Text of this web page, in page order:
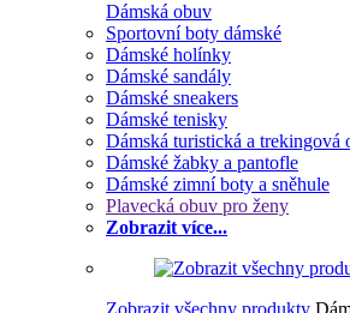
Dámská obuv
Sportovní boty dámské
Dámské holínky
Dámské sandály
Dámské sneakers
Dámské tenisky
Dámská turistická a trekingová
Dámské žabky a pantofle
Dámské zimní boty a sněhule
Plavecká obuv pro ženy
Zobrazit více...
Zobrazit všechny produkty